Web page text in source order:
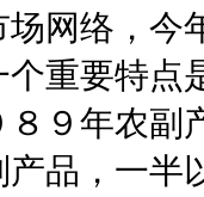
网络，今
重要特点
９年农副
品，一半